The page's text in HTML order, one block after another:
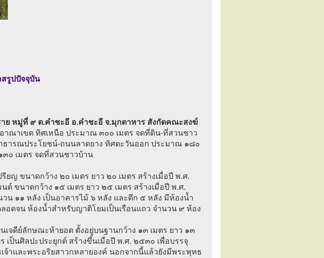
สรูปปัจจุบัน
ย หมู่ที่ ๙ ต.คำชะอี อ.คำชะอี จ.มุกดาหาร สังกัดคณะสงฆ์
อาณาเขต ทิศเหนือ ประมาณ ๓๐๐ เมตร จดที่ดิน-ที่สวนชาว
ารณประโยชน์-ถนนลาดยาง ทิศตะวันออก ประมาณ ๑๘๐
๐ เมตร จดที่สวนชาวบ้าน
ยญ ขนาดกว้าง ๒๐ เมตร ยาว ๒๐ เมตร สร้างเมื่อปี พ.ศ.
ขนาดกว้าง ๑๕ เมตร ยาว ๒๕ เมตร สร้างเมื่อปี พ.ศ.
น ๑๑ หลัง เป็นอาคารไม้ ๖ หลัง และตึก ๕ หลัง มีห้องน้ำ
อดจน ห้องน้ำสำหรับญาติโยมเป็นเรือนแถว จำนวน ๙ ห้อง
นเจดีย์ลักษณะห้ายอด ตั้งอยู่บนฐานกว้าง ๑๓ เมตร ยาว ๑๓
เป็นศิลปะประยุกต์ สร้างขึ้นเมื่อปี พ.ศ. ๒๕๓๐ เพื่อบรรจุ
าและพระอริยสาวกหลายองค์ นอกจากนี้แล้วยังมีพระพุทธ